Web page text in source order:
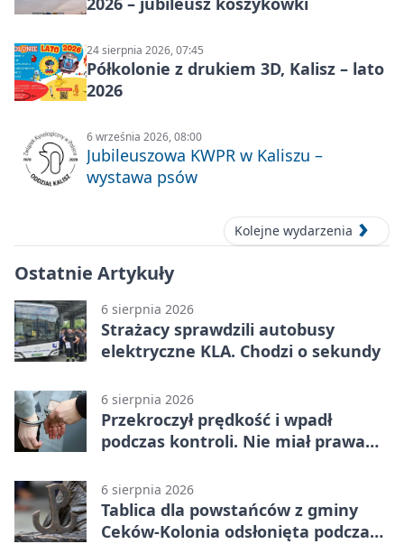
24 sierpnia 2026, 07:45
Półkolonie z drukiem 3D, Kalisz – lato
2026
6 września 2026, 08:00
Jubileuszowa KWPR w Kaliszu –
wystawa psów
Kolejne wydarzenia
Ostatnie Artykuły
6 sierpnia 2026
Strażacy sprawdzili autobusy
elektryczne KLA. Chodzi o sekundy
6 sierpnia 2026
Przekroczył prędkość i wpadł
podczas kontroli. Nie miał prawa
6 sierpnia 2026
Tablica dla powstańców z gminy
Ceków-Kolonia odsłonięta podczas